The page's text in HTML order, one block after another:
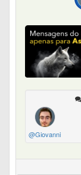
@Giovanni